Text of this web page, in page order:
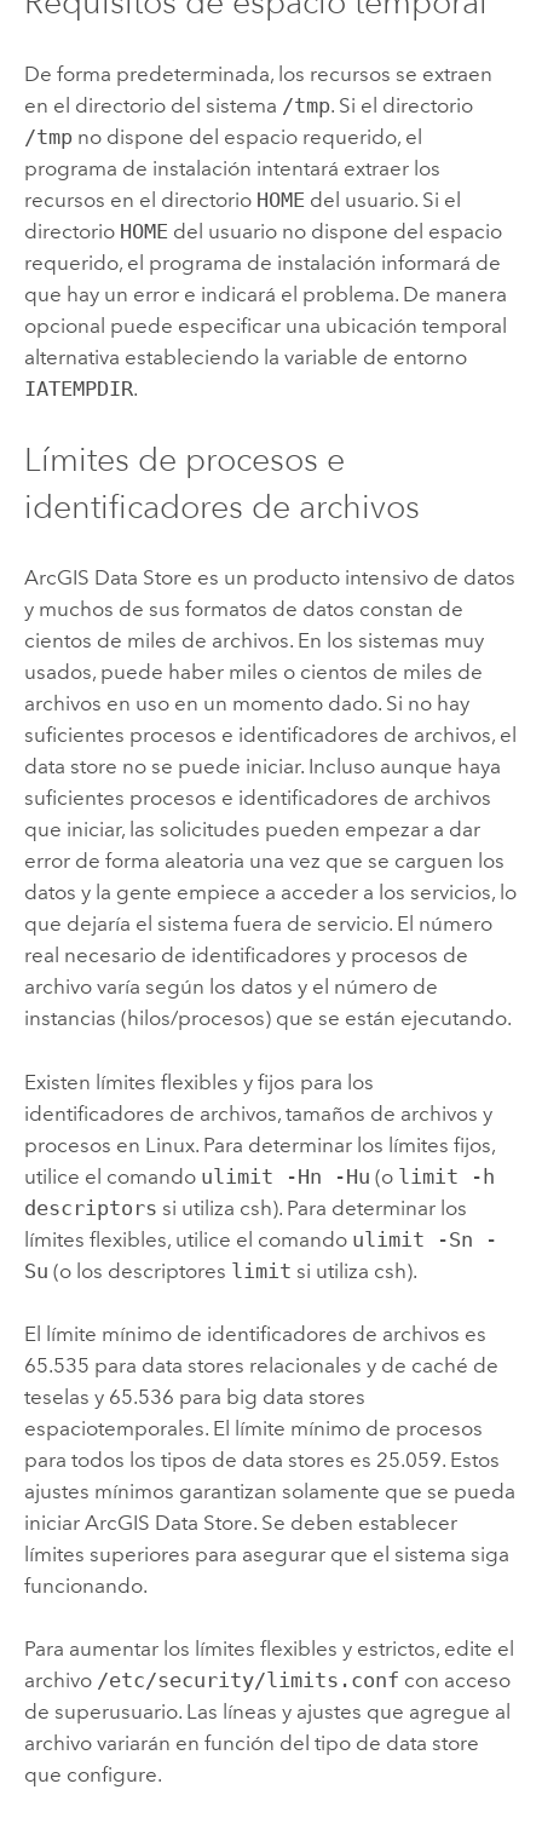
De forma predeterminada, los recursos se extraen
en el directorio del sistema /tmp. Si el directorio
/tmpno dispone del espacio requerido, el
programa de instalación intentará extraer los
recursos en el directorio HOME del usuario. Si el
directorio HOME del usuario no dispone del espacio
requerido, el programa de instalación informará de
que hay un error e indicará el problema. De manera
opcional puede especificar una ubicación temporal
alternativa estableciendo la variable de entorno
IATEMPDIR.
Límites de procesos e
identificadores de archivos
ArcGIS Data Store es un producto intensivo de datos
y muchos de sus formatos de datos constan de
cientos de miles de archivos. En los sistemas muy
usados, puede haber miles o cientos de miles de
archivos en uso en un momento dado. Si no hay
suficientes procesos e identificadores de archivos, el
data store no se puede iniciar. Incluso aunque haya
suficientes procesos e identificadores de archivos
que iniciar, las solicitudes pueden empezar a dar
error de forma aleatoria una vez que se carguen los
datos y la gente empiece a acceder a los servicios, lo
que dejaría el sistema fuera de servicio. El número
real necesario de identificadores y procesos de
archivo varía según los datos y el número de
instancias (hilos/procesos) que se están ejecutando.
Existen límites flexibles y fijos para los
identificadores de archivos, tamaños de archivos y
procesos en Linux. Para determinar los límites fijos,
utilice el comando ulimit -Hn -Hu (o limit -h
descriptors si utiliza csh). Para determinar los
límites flexibles, utilice el comando ulimit -Sn -
Su (o los descriptores limit si utiliza csh).
El límite mínimo de identificadores de archivos es
65.535 para data stores relacionales y de caché de
teselas y 65.536 para big data stores
espaciotemporales. El límite mínimo de procesos
para todos los tipos de data stores es 25.059. Estos
ajustes mínimos garantizan solamente que se pueda
iniciar ArcGIS Data Store. Se deben establecer
límites superiores para asegurar que el sistema siga
funcionando.
Para aumentar los límites flexibles y estrictos, edite el
archivo /etc/security/limits.conf con acceso
de superusuario. Las líneas y ajustes que agregue al
archivo variarán en función del tipo de data store
que configure.